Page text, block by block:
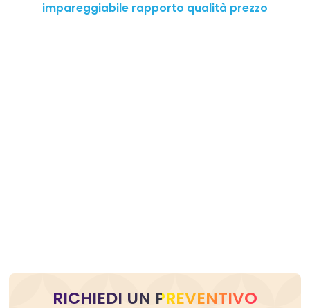
impareggiabile rapporto qualità prezzo
RICHIEDI UN PREVENTIVO